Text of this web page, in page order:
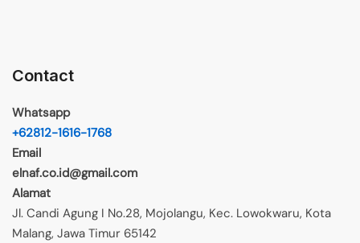
Contact
Whatsapp
+62812-1616-1768
Email
elnaf.co.id@gmail.com
Alamat
Jl. Candi Agung I No.28, Mojolangu, Kec. Lowokwaru, Kota
Malang, Jawa Timur 65142